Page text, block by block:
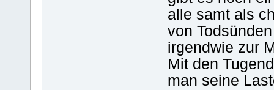
alle samt als
von
irgendwie zur
Mit den
man seine